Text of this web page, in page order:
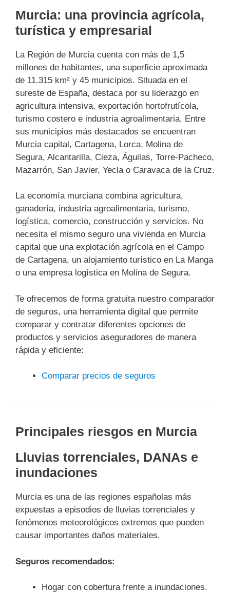
Murcia: una provincia agrícola,
turística y empresarial
La Región de Murcia cuenta con más de 1,5
millones de habitantes, una superficie aproximada
de 11.315 km² y 45 municipios. Situada en el
sureste de España, destaca por su liderazgo en
agricultura intensiva, exportación hortofrutícola,
turismo costero e industria agroalimentaria. Entre
sus municipios más destacados se encuentran
Murcia capital, Cartagena, Lorca, Molina de
Segura, Alcantarilla, Cieza, Águilas, Torre-Pacheco,
Mazarrón, San Javier, Yecla o Caravaca de la Cruz.
La economía murciana combina agricultura,
ganadería, industria agroalimentaria, turismo,
logística, comercio, construcción y servicios. No
necesita el mismo seguro una vivienda en Murcia
capital que una explotación agrícola en el Campo
de Cartagena, un alojamiento turístico en La Manga
o una empresa logística en Molina de Segura.
Te ofrecemos de forma gratuita nuestro comparador
de seguros, una herramienta digital que permite
comparar y contratar diferentes opciones de
productos y servicios aseguradores de manera
rápida y eficiente:
Comparar precios de seguros
Principales riesgos en Murcia
Lluvias torrenciales, DANAs e
inundaciones
Murcia es una de las regiones españolas más
expuestas a episodios de lluvias torrenciales y
fenómenos meteorológicos extremos que pueden
causar importantes daños materiales.
Seguros recomendados:
Hogar con cobertura frente a inundaciones.